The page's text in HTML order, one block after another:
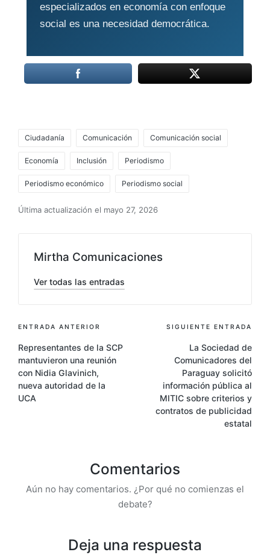
especializados en economía con enfoque
social es una necesidad democrática.
Ciudadanía Comunicación Comunicación social
Economía Inclusión Periodismo
Periodismo económico Periodismo social
Última actualización el mayo 27, 2026
Mirtha Comunicaciones
Ver todas las entradas
Navegación
de
entradas
ENTRADA ANTERIOR
Representantes de la SCP
mantuvieron una reunión
con Nidia Glavinich,
nueva autoridad de la
UCA
SIGUIENTE ENTRADA
La Sociedad de
Comunicadores del
Paraguay solicitó
información pública al
MITIC sobre criterios y
contratos de publicidad
estatal
Comentarios
Aún no hay comentarios. ¿Por qué no comienzas el
debate?
Deja una respuesta